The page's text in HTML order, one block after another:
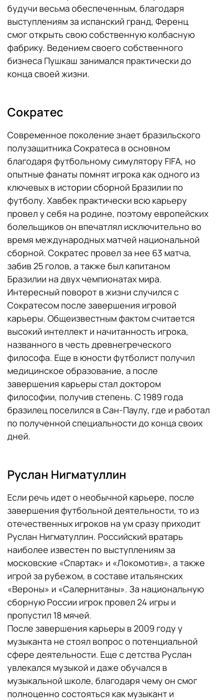
будучи весьма обеспеченным, благодаря
выступлениям за испанский гранд, Ференц
смог открыть свою собственную колбасную
фабрику. Ведением своего собственного
бизнеса Пушкаш занимался практически до
конца своей жизни.
Сократес
Современное поколение знает бразильского
полузащитника Сократеса в основном
благодаря футбольному симулятору FIFA, но
опытные фанаты помнят игрока как одного из
ключевых в истории сборной Бразилии по
футболу. Хавбек практически всю карьеру
провел у себя на родине, поэтому европейских
болельщиков он впечатлял исключительно во
время международных матчей национальной
сборной. Сократес провел за нее 63 матча,
забив 25 голов, а также был капитаном
Бразилии на двух чемпионатах мира.
Интересный поворот в жизни случился с
Сократесом после завершения игровой
карьеры. Общеизвестным фактом считается
высокий интеллект и начитанность игрока,
названного в честь древнегреческого
философа. Еще в юности футболист получил
медицинское образование, а после
завершения карьеры стал доктором
философии, получив степень. С 1989 года
бразилец поселился в Сан-Паулу, где и работал
по полученной специальности до конца своих
дней.
Руслан Нигматуллин
Если речь идет о необычной карьере, после
завершения футбольной деятельности, то из
отечественных игроков на ум сразу приходит
Руслан Нигматуллин. Российский вратарь
наиболее известен по выступлениям за
московские «Спартак» и «Локомотив», а также
игрой за рубежом, в составе итальянских
«Вероны» и «Салернитаны». За национальную
сборную России игрок провел 24 игры и
пропустил 18 мячей.
После завершения карьеры в 2009 году у
музыканта не стоял вопрос о потенциальной
сфере деятельности. Еще с детства Руслан
увлекался музыкой и даже обучался в
музыкальной школе, благодаря чему он смог
полноценно состояться как музыкант и